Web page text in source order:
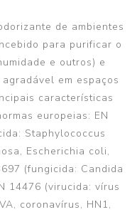
de ambientes
para purificar o
e outros) e
em espaços
características
europeias: EN
Staphylococcus
Escherichia coli,
(fungicida: Candida
14476 (virucida: vírus
coronavírus, HN1,